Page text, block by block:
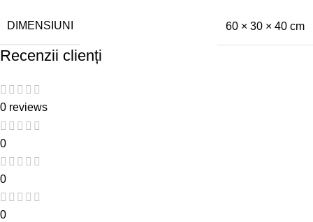
DIMENSIUNI 60 × 30 × 40 cm
Recenzii clienți
0 reviews
0
0
0